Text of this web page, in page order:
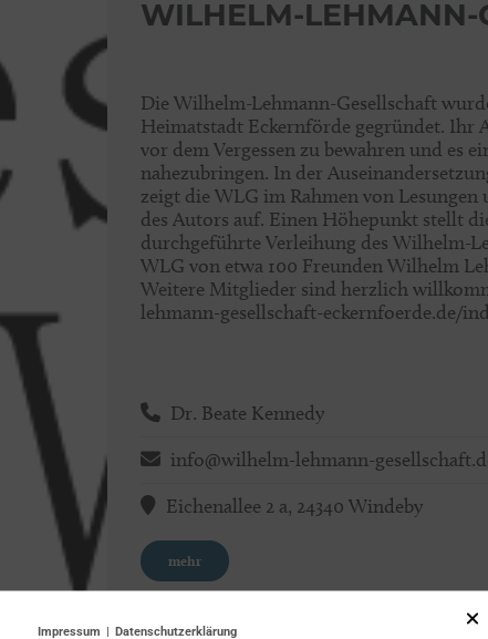
WILHELM-LEHMANN-
Die Wilhelm-Lehmann-Gesellschaft
Heimatstadt Eckernförde gegründet. Ihr
vor dem Vergessen zu bewahren und es
nahezubringen. In der
zeigt die WLG im Rahmen von
des Autors auf. Einen Höhepunkt stellt
durchgeführte Verleihung des Wilhelm-
WLG von etwa 100 Freunden Wilhelm
Weitere Mitglieder sind herzlich
lehmann-gesellschaft-eckernfoerde.de/
Dr. Beate Kennedy
info@wilhelm-lehmann-
Eichenallee 2 a, 24340 Windeby
mehr
Impressum | Datenschutzerklärung